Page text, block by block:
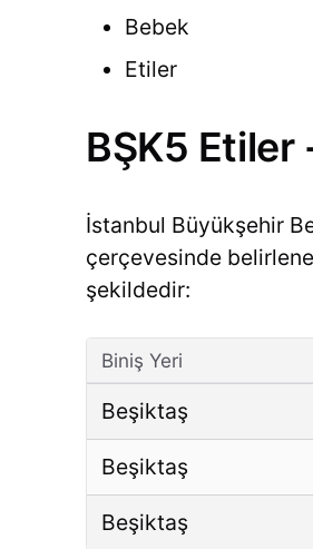
Bebek
Etiler
BŞK5 Etiler
İstanbul Büyükşehir
çerçevesinde
şekildedir:
Biniş Yeri
Beşiktaş
Beşiktaş
Beşiktaş